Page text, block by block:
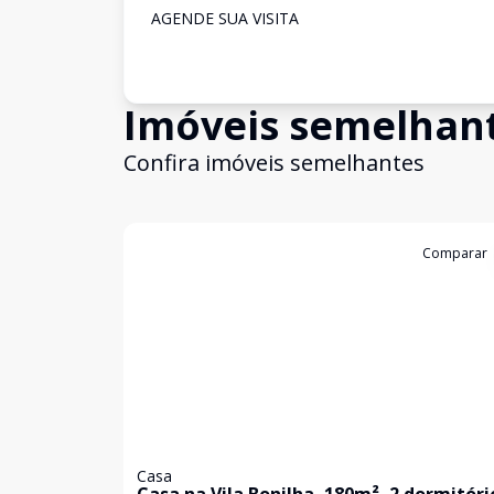
AGENDE SUA VISITA
Imóveis
Confira imóveis semelhantes
Comparar
Casa